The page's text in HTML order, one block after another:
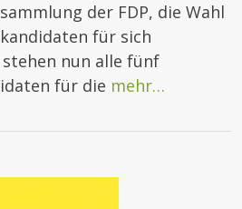
der FDP, die Wahl
für sich
nun alle fünf
für die mehr…